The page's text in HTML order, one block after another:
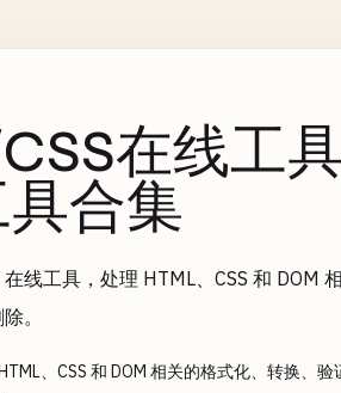
在线工
合集
线工具，处理 HTML、CSS 和 DOM
。
、CSS 和 DOM 相关的格式化、转换